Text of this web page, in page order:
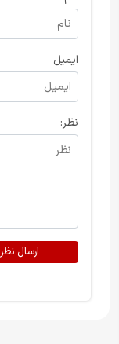
ایمیل
نظر:
ارسال نظر